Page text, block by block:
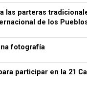
las parteras
de los
fotografía
participar en la 21